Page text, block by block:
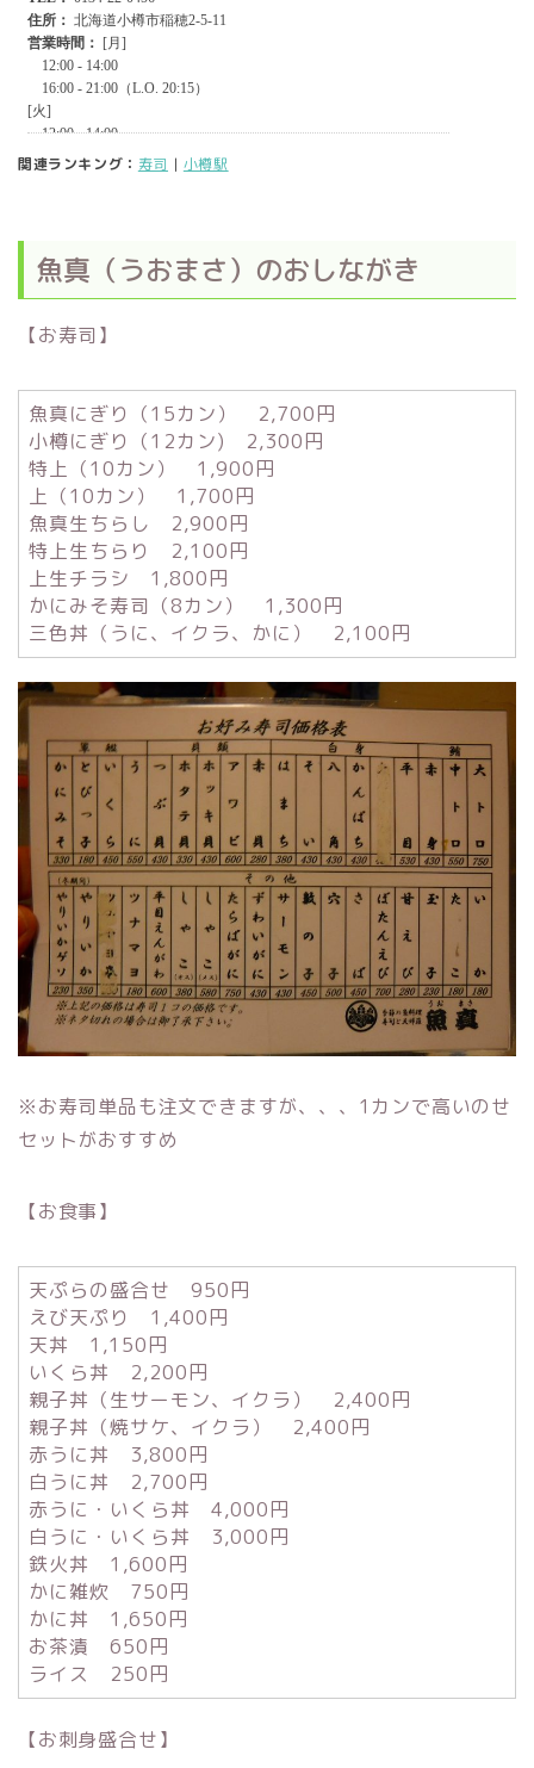
関連ランキング： 寿司 | 小樽駅
魚真（うおまさ）のおしながき
【お寿司】
魚真にぎり（15カン） 2,700円
小樽にぎり（12カン) 2,300円
特上（10カン） 1,900円
上（10カン） 1,700円
魚真生ちらし 2,900円
特上生ちらり 2,100円
上生チラシ 1,800円
かにみそ寿司（8カン） 1,300円
三色丼（うに、イクラ、かに） 2,100円
※お寿司単品も注文できますが、、、1カンで高いのせ
セットがおすすめ
【お食事】
天ぷらの盛合せ 950円
えび天ぷり 1,400円
天丼 1,150円
いくら丼 2,200円
親子丼（生サーモン、イクラ） 2,400円
親子丼（焼サケ、イクラ） 2,400円
赤うに丼 3,800円
白うに丼 2,700円
赤うに・いくら丼 4,000円
白うに・いくら丼 3,000円
鉄火丼 1,600円
かに雑炊 750円
かに丼 1,650円
お茶漬 650円
ライス 250円
【お刺身盛合せ】